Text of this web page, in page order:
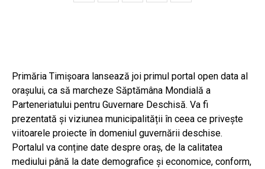
Primăria Timișoara lansează joi primul portal open data al
orașului, ca să marcheze Săptămâna Mondială a
Parteneriatului pentru Guvernare Deschisă. Va fi
prezentată și viziunea municipalității în ceea ce privește
viitoarele proiecte în domeniul guvernării deschise.
Portalul va conține date despre oraș, de la calitatea
mediului până la date demografice și economice, conform,